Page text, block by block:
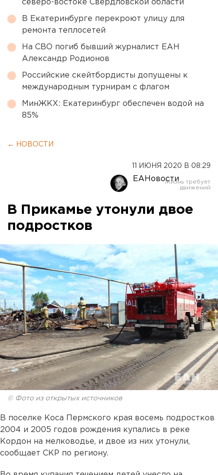
северо-востоке Свердловской области
В Екатеринбурге перекроют улицу для
ремонта теплосетей
На СВО погиб бывший журналист ЕАН
Александр Родионов
Российские скейтбордисты допущены к
международным турнирам с флагом
МинЖКХ: Екатеринбург обеспечен водой на
85%
← НОВОСТИ
11 ИЮНЯ 2020 В 08:29
ЕАНовости
В Прикамье утонули двое
подростков
© Фото из открытых источников
В поселке Коса Пермского края восемь подростков
2004 и 2005 годов рождения купались в реке
Кордон на мелководье, и двое из них утонули,
сообщает СКР по региону.